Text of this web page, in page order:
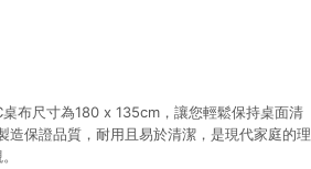
布尺寸為180 x 135cm，讓您輕鬆保持桌面清
保證品質，耐用且易於清潔，是現代家庭的理